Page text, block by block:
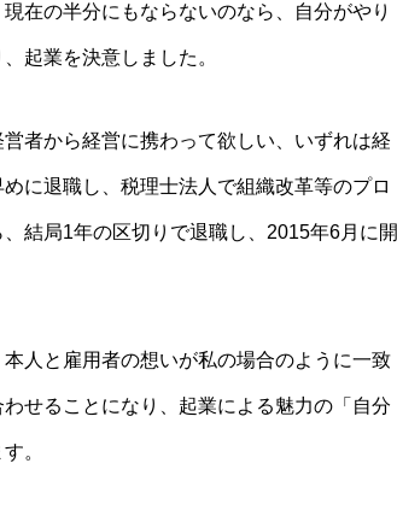
在の半分にもならないのなら、自分がやり
起業を決意しました。
者から経営に携わって欲しい、いずれは経
に退職し、税理士法人で組織改革等のプロ
結局1年の区切りで退職し、2015年6月に開
人と雇用者の想いが私の場合のように一致
せることになり、起業による魅力の「自分
。